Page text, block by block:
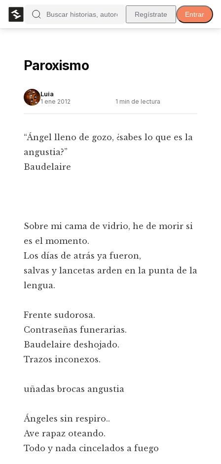
Regístrate Entrar
Paroxismo
Luia
1 ene 2012 1 min de lectura
“Ángel lleno de gozo, ¿sabes lo que es la
angustia?”
Baudelaire
Sobre mi cama de vidrio, he de morir si
es el momento.
Los días de atrás ya fueron,
salvas y lancetas arden en la punta de la
lengua.
Frente sudorosa.
Contraseñas funerarias.
Baudelaire deshojado.
Trazos inconexos.
uñadas brocas angustia
Ángeles sin respiro..
Ave rapaz oteando.
Todo y nada cincelados a fuego